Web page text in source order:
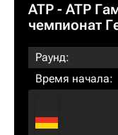
ATP - ATP
чемпионат
Раунд:
Время начала: